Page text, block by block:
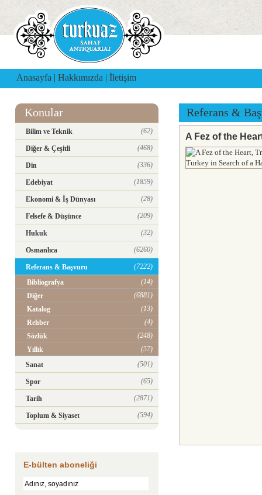
Anasayfa | Hakkımızda | İletişim
Konular
Bilim ve Teknik (62)
Diğer & Çeşitli (468)
Din (336)
Edebiyat (1859)
Ekonomi & İş Dünyası (28)
Felsefe & Düşünce (209)
Hukuk (32)
Osmanlıca (6260)
Referans & Başvuru
(7222)
Bibliografya
(14)
Diğer
(6881)
Katalog
(13)
Rehber
(4)
Sözlük
(248)
Yıllık
(57)
Sanat
(501)
Spor (65)
Tarih (2871)
Toplum & Siyaset (594)
E-bülten aboneliği
Referans &
A Fez of the